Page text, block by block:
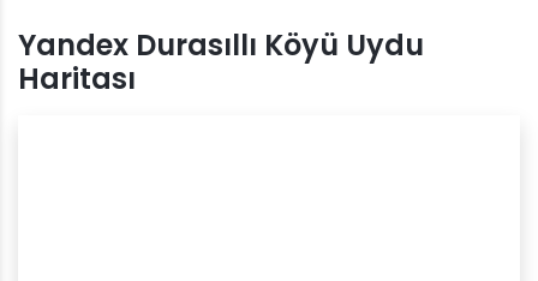
Yandex Durasıllı Köyü Uydu
Haritası